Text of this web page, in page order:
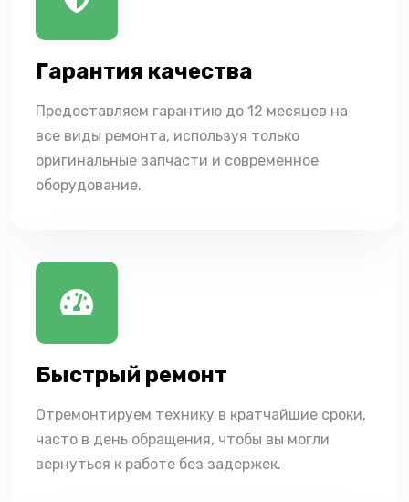
Гарантия качества
Предоставляем гарантию до 12 месяцев на
все виды ремонта, используя только
оригинальные запчасти и современное
оборудование.
Быстрый ремонт
Отремонтируем технику в кратчайшие сроки,
часто в день обращения, чтобы вы могли
вернуться к работе без задержек.